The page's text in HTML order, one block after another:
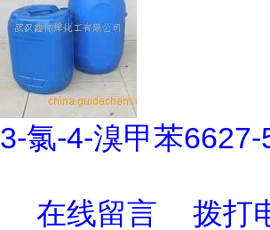
3-氯-4-溴甲苯6627-
在线留言 拨打